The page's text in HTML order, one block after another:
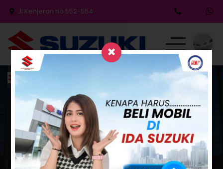
Jl Kenjeran no 552-554
Produk
Promo & Event
Testimoni
Blog
Simulasi Kredit